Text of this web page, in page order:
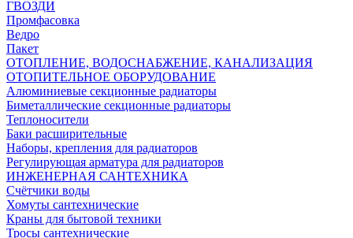
ГВОЗДИ
Промфасовка
Ведро
Пакет
ОТОПЛЕНИЕ, ВОДОСНАБЖЕНИЕ, КАНАЛИЗАЦИЯ
ОТОПИТЕЛЬНОЕ ОБОРУДОВАНИЕ
Алюминиевые секционные радиаторы
Биметаллические секционные радиаторы
Теплоносители
Баки расширительные
Наборы, крепления для радиаторов
Регулирующая арматура для радиаторов
ИНЖЕНЕРНАЯ САНТЕХНИКА
Счётчики воды
Хомуты сантехнические
Краны для бытовой техники
Тросы сантехнические